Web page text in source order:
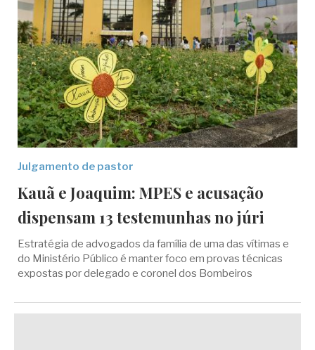
Julgamento de pastor
Kauã e Joaquim: MPES e acusação
dispensam 13 testemunhas no júri
Estratégia de advogados da família de uma das vítimas e
do Ministério Público é manter foco em provas técnicas
expostas por delegado e coronel dos Bombeiros